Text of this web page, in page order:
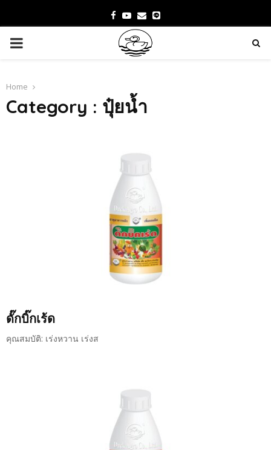
Facebook
Youtube
Email
PRIMARY
Home
Category : ปุ๋ยน้ำ
ดั๊กบิ๊กเร้ด
คุณสมบัติ: เร่งหวาน เร่งส